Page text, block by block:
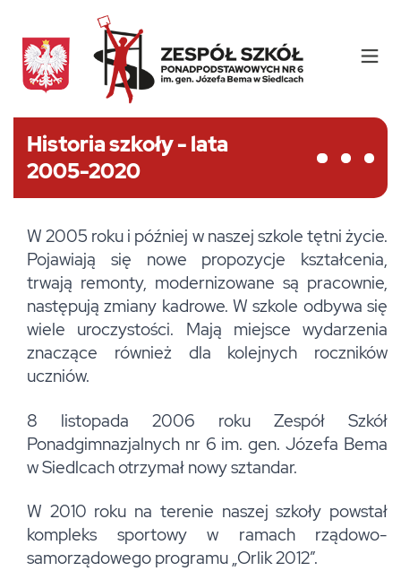
Historia szkoły - lata
2005-2020
W 2005 roku i później w naszej szkole tętni życie.
Pojawiają się nowe propozycje kształcenia,
trwają remonty, modernizowane są pracownie,
następują zmiany kadrowe. W szkole odbywa się
wiele uroczystości. Mają miejsce wydarzenia
znaczące również dla kolejnych roczników
uczniów.
8 listopada 2006 roku Zespół Szkół
Ponadgimnazjalnych nr 6 im. gen. Józefa Bema
w Siedlcach otrzymał nowy sztandar.
W 2010 roku na terenie naszej szkoły powstał
kompleks sportowy w ramach rządowo-
samorządowego programu „Orlik 2012”.